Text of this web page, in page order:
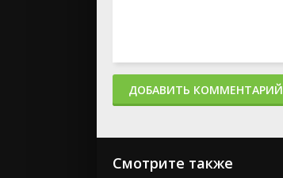
ДОБАВИТЬ КОММЕНТАРИЙ
Смотрите также